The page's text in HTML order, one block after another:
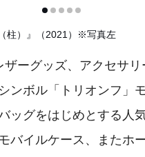
柱）』（2021）※写真左
ーグッズ、アクセサリ
ンボル「トリオンフ」
ッグをはじめとする人
バイルケース、またホ